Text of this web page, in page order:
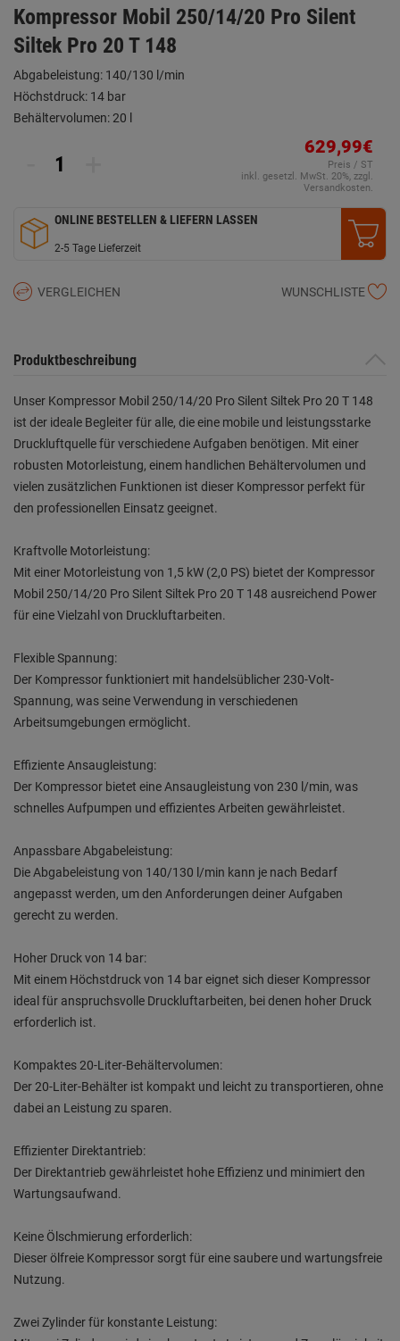
Kompressor Mobil 250/14/20 Pro Silent
Siltek Pro 20 T 148
Abgabeleistung: 140/130 l/min
Höchstdruck: 14 bar
Behältervolumen: 20 l
629,99€
Preis / ST
inkl. gesetzl. MwSt. 20%, zzgl.
Versandkosten.
ONLINE BESTELLEN & LIEFERN LASSEN
2-5 Tage Lieferzeit
VERGLEICHEN WUNSCHLISTE
Produktbeschreibung
Unser Kompressor Mobil 250/14/20 Pro Silent Siltek Pro 20 T 148
ist der ideale Begleiter für alle, die eine mobile und leistungsstarke
Druckluftquelle für verschiedene Aufgaben benötigen. Mit einer
robusten Motorleistung, einem handlichen Behältervolumen und
vielen zusätzlichen Funktionen ist dieser Kompressor perfekt für
den professionellen Einsatz geeignet.
Kraftvolle Motorleistung:
Mit einer Motorleistung von 1,5 kW (2,0 PS) bietet der Kompressor
Mobil 250/14/20 Pro Silent Siltek Pro 20 T 148 ausreichend Power
für eine Vielzahl von Druckluftarbeiten.
Flexible Spannung:
Der Kompressor funktioniert mit handelsüblicher 230-Volt-
Spannung, was seine Verwendung in verschiedenen
Arbeitsumgebungen ermöglicht.
Effiziente Ansaugleistung:
Der Kompressor bietet eine Ansaugleistung von 230 l/min, was
schnelles Aufpumpen und effizientes Arbeiten gewährleistet.
Anpassbare Abgabeleistung:
Die Abgabeleistung von 140/130 l/min kann je nach Bedarf
angepasst werden, um den Anforderungen deiner Aufgaben
gerecht zu werden.
Hoher Druck von 14 bar:
Mit einem Höchstdruck von 14 bar eignet sich dieser Kompressor
ideal für anspruchsvolle Druckluftarbeiten, bei denen hoher Druck
erforderlich ist.
Kompaktes 20-Liter-Behältervolumen:
Der 20-Liter-Behälter ist kompakt und leicht zu transportieren, ohne
dabei an Leistung zu sparen.
Effizienter Direktantrieb:
Der Direktantrieb gewährleistet hohe Effizienz und minimiert den
Wartungsaufwand.
Keine Ölschmierung erforderlich:
Dieser ölfreie Kompressor sorgt für eine saubere und wartungsfreie
Nutzung.
Zwei Zylinder für konstante Leistung: